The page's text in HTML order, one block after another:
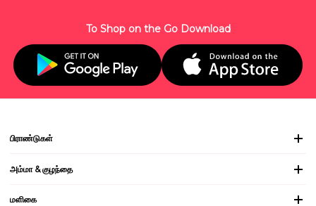
To Shop on the Go Download
பிராண்டுகள்
அம்மா & குழந்தை
மளிகை